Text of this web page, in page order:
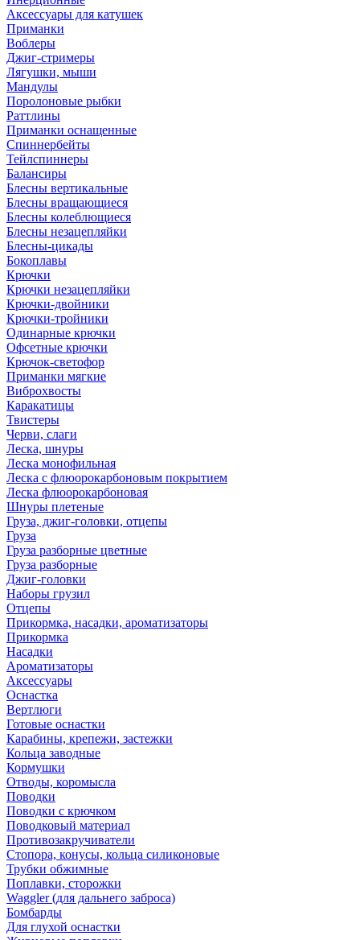
Аксессуары для катушек
Приманки
Воблеры
Джиг-стримеры
Лягушки, мыши
Мандулы
Поролоновые рыбки
Раттлины
Приманки оснащенные
Спиннербейты
Тейлспиннеры
Балансиры
Блесны вертикальные
Блесны вращающиеся
Блесны колеблющиеся
Блесны незацепляйки
Блесны-цикады
Бокоплавы
Крючки
Крючки незацепляйки
Крючки-двойники
Крючки-тройники
Одинарные крючки
Офсетные крючки
Крючок-светофор
Приманки мягкие
Виброхвосты
Каракатицы
Твистеры
Черви, слаги
Леска, шнуры
Леска монофильная
Леска с флюорокарбоновым покрытием
Леска флюорокарбоновая
Шнуры плетеные
Груза, джиг-головки, отцепы
Груза
Груза разборные цветные
Груза разборные
Джиг-головки
Наборы грузил
Отцепы
Прикормка, насадки, ароматизаторы
Прикормка
Насадки
Ароматизаторы
Аксессуары
Оснастка
Вертлюги
Готовые оснастки
Карабины, крепежи, застежки
Кольца заводные
Кормушки
Отводы, коромысла
Поводки
Поводки с крючком
Поводковый материал
Противозакручиватели
Стопора, конусы, кольца силиконовые
Трубки обжимные
Поплавки, сторожки
Waggler (для дальнего заброса)
Бомбарды
Для глухой оснастки